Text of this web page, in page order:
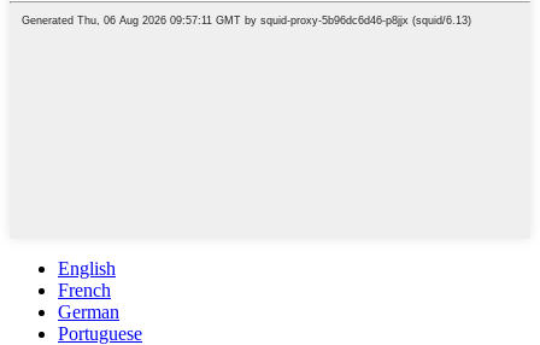
English
French
German
Portuguese